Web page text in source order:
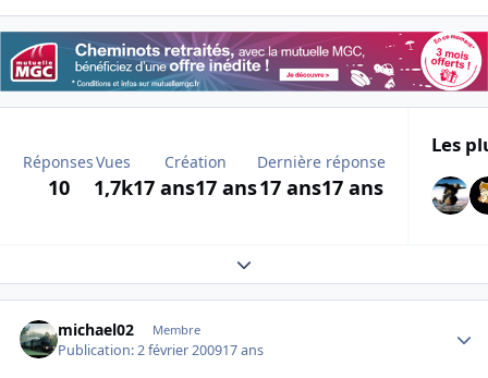
Réponses
10
Vues
1,7k
Création
17 ans17 ans
Dernière réponse
17 ans17 ans
Les
Expand topic overview
michael02 Membre
Publication:2 février 200917 ans